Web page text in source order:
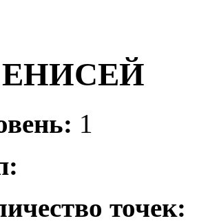
ЕНИСЕЙ
1
точек: